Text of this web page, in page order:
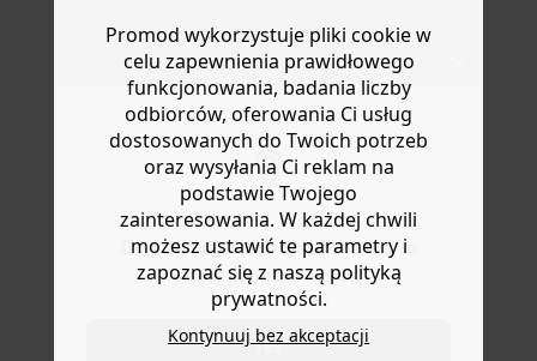
Do you want to be redirected to
www.promod.com ?
YES
lub wymianę.
metalowy zamek. 5 kieszeni. Regulowane mankiety.
Wykonane z włókien bawełnianych pochodzących z
recyklingu. Wykonane z zebranych tekstyliów lub
tworzyw sztucznych, włókna z recyklingu są
przekształcane w nowe ubrania.
Promod wykorzystuje pliki cookie w
celu zapewnienia prawidłowego
funkcjonowania, badania liczby
odbiorców, oferowania Ci usług
dostosowanych do Twoich potrzeb
oraz wysyłania Ci reklam na
podstawie Twojego
zainteresowania. W każdej chwili
możesz ustawić te parametry i
zapoznać się z naszą polityką
prywatności.
Kontynuuj bez akceptacji